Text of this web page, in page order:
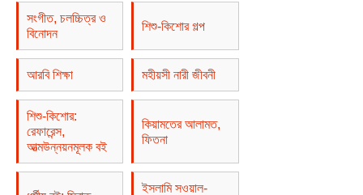
সংগীত, চলচ্চিত্র ও
বিনোদন
শিশু-কিশোর গল্প
আরবি শিক্ষা মহীয়সী নারী জীবনী
শিশু-কিশোর:
রেফারেন্স,
আত্মউন্নয়নমূলক বই
কিয়ামতের আলামত,
ফিতনা
ইসলামি সওয়াল-